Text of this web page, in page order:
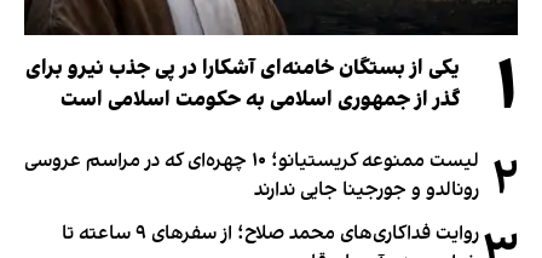
۱
یکی از بستگان خامنه‌ای آشکارا در پی جذب نیرو برای
گذر از جمهوری اسلامی به حکومت اسلامی است
۲
لیست ممنوعه کریستیانو؛ ۱۰ چهره‌ای که در مراسم عروسی
رونالدو و جورجینا جایی ندارند
روایت فداکاری‌های محمد صلاح؛ از سفرهای ۹ ساعته تا